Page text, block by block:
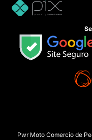
Pwr Moto Comercio de